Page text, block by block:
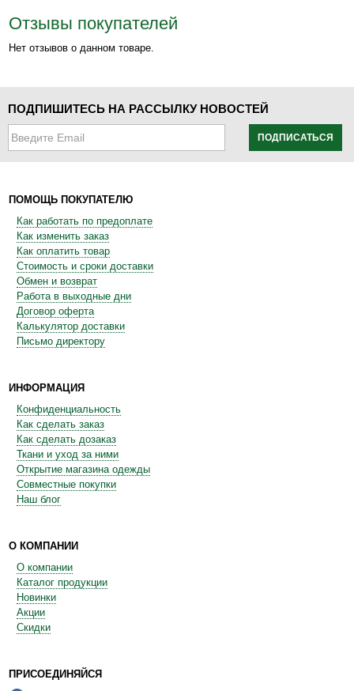
Отзывы покупателей
Нет отзывов о данном товаре.
ПОДПИШИТЕСЬ НА РАССЫЛКУ НОВОСТЕЙ
ПОДПИСАТЬСЯ
ПОМОЩЬ ПОКУПАТЕЛЮ
Как работать по предоплате
Как изменить заказ
Как оплатить товар
Стоимость и сроки доставки
Обмен и возврат
Работа в выходные дни
Договор оферта
Калькулятор доставки
Письмо директору
ИНФОРМАЦИЯ
Конфиденциальность
Как сделать заказ
Как сделать дозаказ
Ткани и уход за ними
Открытие магазина одежды
Совместные покупки
Наш блог
О КОМПАНИИ
О компании
Каталог продукции
Новинки
Акции
Скидки
ПРИСОЕДИНЯЙСЯ